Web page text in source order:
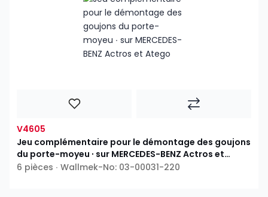
V4605
Jeu complémentaire pour le démontage des goujons
du porte-moyeu ∙ sur MERCEDES-BENZ Actros et
Atego
6 pièces ∙ Wallmek-No: 03-00031-220